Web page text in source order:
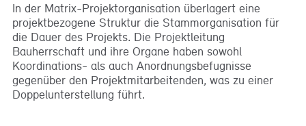
In der Matrix-Projektorganisation überlagert eine
projektbezogene Struktur die Stammorganisation für
die Dauer des Projekts. Die Projektleitung
Bauherrschaft und ihre Organe haben sowohl
Koordinations- als auch Anordnungsbefugnisse
gegenüber den Projektmitarbeitenden, was zu einer
Doppelunterstellung führt.